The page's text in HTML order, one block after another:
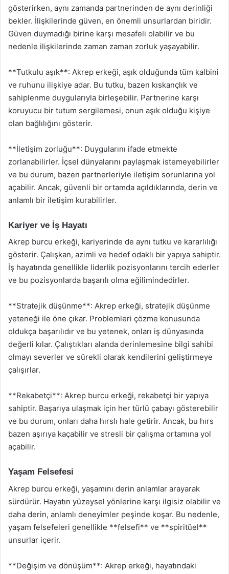
gösterirken, aynı zamanda partnerinden de aynı derinliği
bekler. İlişkilerinde güven, en önemli unsurlardan biridir.
Güven duymadığı birine karşı mesafeli olabilir ve bu
nedenle ilişkilerinde zaman zaman zorluk yaşayabilir.
**Tutkulu aşık**: Akrep erkeği, aşık olduğunda tüm kalbini
ve ruhunu ilişkiye adar. Bu tutku, bazen kıskançlık ve
sahiplenme duygularıyla birleşebilir. Partnerine karşı
koruyucu bir tutum sergilemesi, onun aşık olduğu kişiye
olan bağlılığını gösterir.
**İletişim zorluğu**: Duygularını ifade etmekte
zorlanabilirler. İçsel dünyalarını paylaşmak istemeyebilirler
ve bu durum, bazen partnerleriyle iletişim sorunlarına yol
açabilir. Ancak, güvenli bir ortamda açıldıklarında, derin ve
anlamlı bir iletişim kurabilirler.
Kariyer ve İş Hayatı
Akrep burcu erkeği, kariyerinde de aynı tutku ve kararlılığı
gösterir. Çalışkan, azimli ve hedef odaklı bir yapıya sahiptir.
İş hayatında genellikle liderlik pozisyonlarını tercih ederler
ve bu pozisyonlarda başarılı olma eğilimindedirler.
**Stratejik düşünme**: Akrep erkeği, stratejik düşünme
yeteneği ile öne çıkar. Problemleri çözme konusunda
oldukça başarılıdır ve bu yetenek, onları iş dünyasında
değerli kılar. Çalıştıkları alanda derinlemesine bilgi sahibi
olmayı severler ve sürekli olarak kendilerini geliştirmeye
çalışırlar.
**Rekabetçi**: Akrep burcu erkeği, rekabetçi bir yapıya
sahiptir. Başarıya ulaşmak için her türlü çabayı gösterebilir
ve bu durum, onları daha hırslı hale getirir. Ancak, bu hırs
bazen aşırıya kaçabilir ve stresli bir çalışma ortamına yol
açabilir.
Yaşam Felsefesi
Akrep burcu erkeği, yaşamını derin anlamlar arayarak
sürdürür. Hayatın yüzeysel yönlerine karşı ilgisiz olabilir ve
daha derin, anlamlı deneyimler peşinde koşar. Bu nedenle,
yaşam felsefeleri genellikle **felsefi** ve **spiritüel**
unsurlar içerir.
**Değişim ve dönüşüm**: Akrep erkeği, hayatındaki